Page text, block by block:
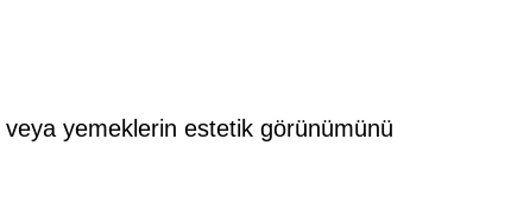
yemeklerin estetik görünümünü